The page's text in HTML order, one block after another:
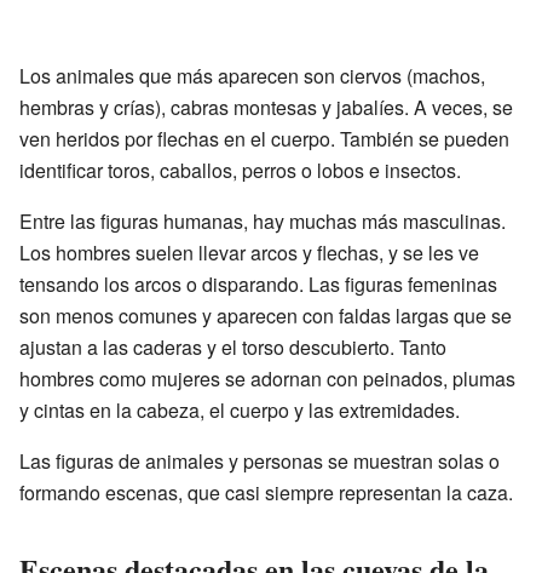
Los animales que más aparecen son ciervos (machos,
hembras y crías), cabras montesas y jabalíes. A veces, se
ven heridos por flechas en el cuerpo. También se pueden
identificar toros, caballos, perros o lobos e insectos.
Entre las figuras humanas, hay muchas más masculinas.
Los hombres suelen llevar arcos y flechas, y se les ve
tensando los arcos o disparando. Las figuras femeninas
son menos comunes y aparecen con faldas largas que se
ajustan a las caderas y el torso descubierto. Tanto
hombres como mujeres se adornan con peinados, plumas
y cintas en la cabeza, el cuerpo y las extremidades.
Las figuras de animales y personas se muestran solas o
formando escenas, que casi siempre representan la caza.